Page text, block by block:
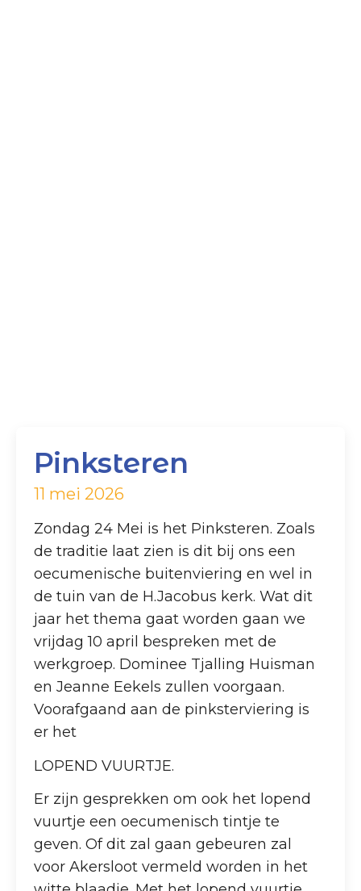
Pinksteren
11 mei 2026
Zondag 24 Mei is het Pinksteren. Zoals
de traditie laat zien is dit bij ons een
oecumenische buitenviering en wel in
de tuin van de H.Jacobus kerk. Wat dit
jaar het thema gaat worden gaan we
vrijdag 10 april bespreken met de
werkgroep. Dominee Tjalling Huisman
en Jeanne Eekels zullen voorgaan.
Voorafgaand aan de pinksterviering is
er het
LOPEND VUURTJE.
Er zijn gesprekken om ook het lopend
vuurtje een oecumenisch tintje te
geven. Of dit zal gaan gebeuren zal
voor Akersloot vermeld worden in het